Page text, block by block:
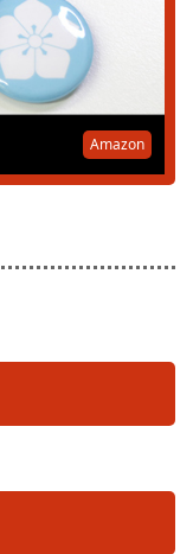
Amazon